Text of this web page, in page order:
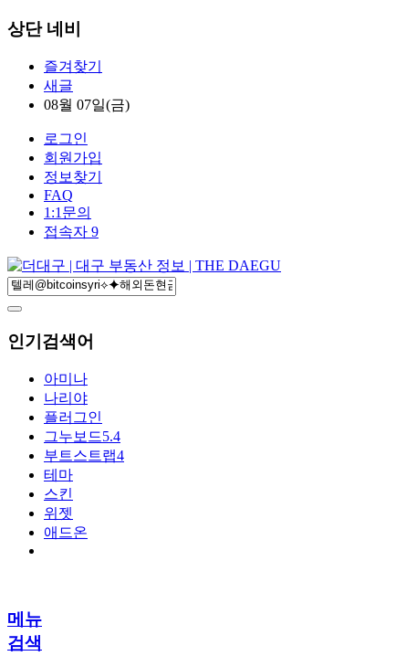
상단 네비
즐겨찾기
새글
08월 07일(금)
로그인
회원가입
정보찾기
FAQ
1:1문의
접속자 9
인기검색어
아미나
나리야
플러그인
그누보드5.4
부트스트랩4
테마
스킨
위젯
애드온
메뉴
검색